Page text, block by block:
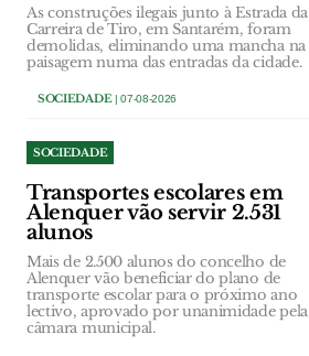
As construções ilegais junto à Estrada da
Carreira de Tiro, em Santarém, foram
demolidas, eliminando uma mancha na
paisagem numa das entradas da cidade.
SOCIEDADE| 07-08-2026
SOCIEDADE
Transportes escolares em
Alenquer vão servir 2.531
alunos
Mais de 2.500 alunos do concelho de
Alenquer vão beneficiar do plano de
transporte escolar para o próximo ano
lectivo, aprovado por unanimidade pela
câmara municipal.